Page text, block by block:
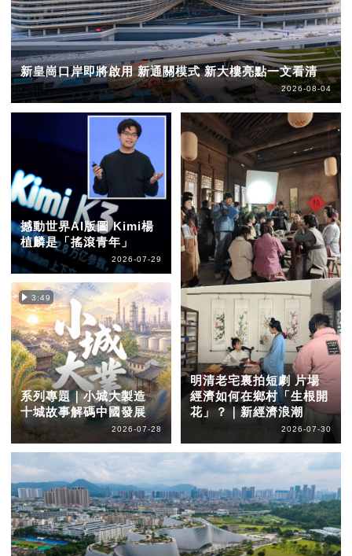
新皇崗口岸即將啟用 新通關模式 新大樓亮點一文看清
2026-08-04
撼動世界AI版圖 Kimi楊
植麟是「搖滾青年」
2026-07-29
3:49
系列專題｜小城大製造
十城故事解碼中國發展
2026-07-28
明清老宅裏拍短劇 片場
經濟如何在鄉村「生根開
花」？｜新經濟浪潮
2026-07-30